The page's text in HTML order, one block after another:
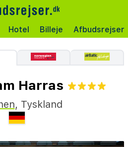
Hotel Billeje Afbudsrejser
Harras
, Tyskland